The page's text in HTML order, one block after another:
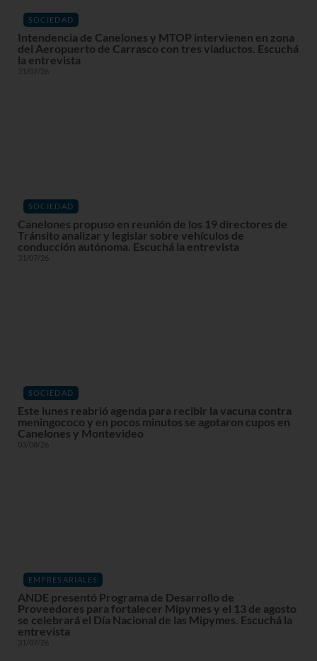
SOCIEDAD
Intendencia de Canelones y MTOP intervienen en zona
del Aeropuerto de Carrasco con tres viaductos. Escuchá
la entrevista
31/07/26
SOCIEDAD
Canelones propuso en reunión de los 19 directores de
Tránsito analizar y legislar sobre vehículos de
conducción autónoma. Escuchá la entrevista
31/07/26
SOCIEDAD
Este lunes reabrió agenda para recibir la vacuna contra
meningococo y en pocos minutos se agotaron cupos en
Canelones y Montevideo
03/08/26
EMPRESARIALES
ANDE presentó Programa de Desarrollo de
Proveedores para fortalecer Mipymes y el 13 de agosto
se celebrará el Día Nacional de las Mipymes. Escuchá la
entrevista
31/07/26